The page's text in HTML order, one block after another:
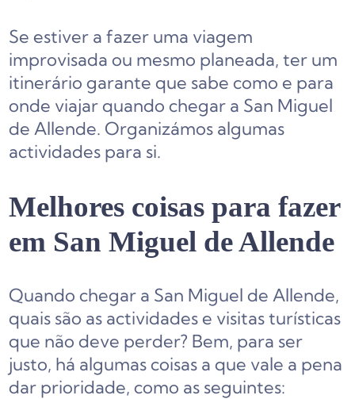
Se estiver a fazer uma viagem
improvisada ou mesmo planeada, ter um
itinerário garante que sabe como e para
onde viajar quando chegar a San Miguel
de Allende. Organizámos algumas
actividades para si.
Melhores coisas para fazer
em San Miguel de Allende
Quando chegar a San Miguel de Allende,
quais são as actividades e visitas turísticas
que não deve perder? Bem, para ser
justo, há algumas coisas a que vale a pena
dar prioridade, como as seguintes: